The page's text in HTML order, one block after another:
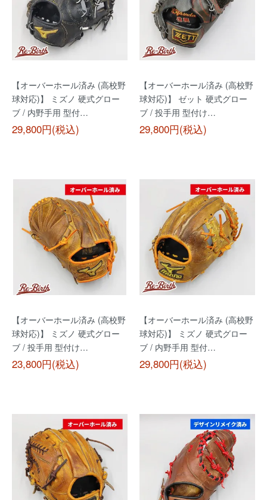
【オーバーホール済み (高校野
球対応)】 ミズノ 硬式グロー
ブ / 内野手用 型付…
29,800円(税込)
【オーバーホール済み (高校野
球対応)】 ゼット 硬式グロー
ブ / 投手用 型付け…
29,800円(税込)
【オーバーホール済み (高校野
球対応)】 ミズノ 硬式グロー
ブ / 投手用 型付け…
23,800円(税込)
【オーバーホール済み (高校野
球対応)】 ミズノ 硬式グロー
ブ / 内野手用 型付…
29,800円(税込)